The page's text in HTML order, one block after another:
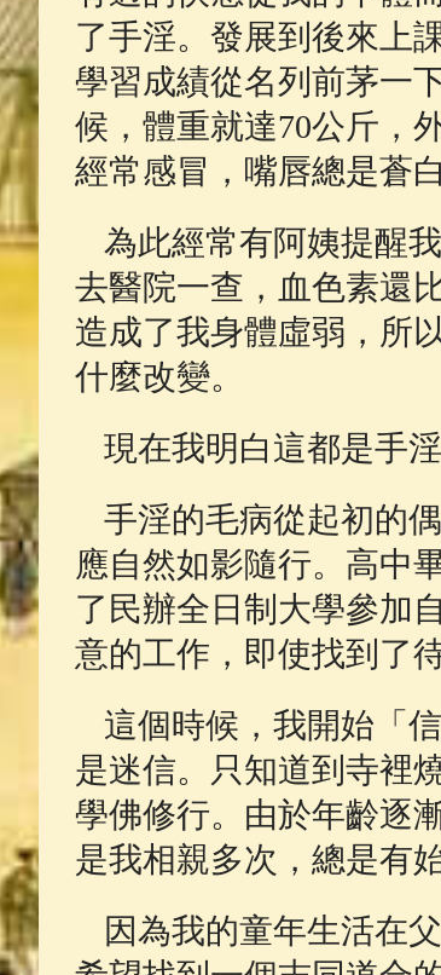
了手淫。發展到後來上
學習成績從名列前茅一
候，體重就達70公斤，
經常感冒，嘴唇總是蒼白
為此經常有阿姨提醒
去醫院一查，血色素還
造成了我身體虛弱，所
什麼改變。
現在我明白這都是手
手淫的毛病從起初的
應自然如影隨行。高中
了民辦全日制大學參加
意的工作，即使找到了
這個時候，我開始「
是迷信。只知道到寺裡
學佛修行。由於年齡逐
是我相親多次，總是有始
因為我的童年生活在